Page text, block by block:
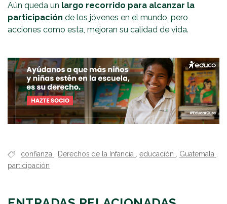
Aún queda un largo recorrido para alcanzar la
participación de los jóvenes en el mundo, pero
acciones como esta, mejoran su calidad de vida.
confianza Derechos de la Infancia educación Guatemala
participación